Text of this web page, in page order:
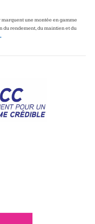
une montée en gamme
du rendement, du maintien et du